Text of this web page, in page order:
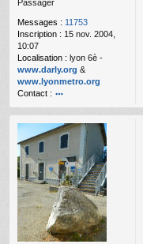
Passager
Messages : 11753
Inscription : 15 nov. 2004,
10:07
Localisation : lyon 6è -
www.darly.org &
www.lyonmetro.org
Contact :
o
ac
r
n
a
n
ar